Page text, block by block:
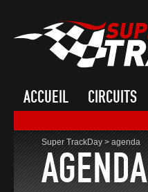
ACCUEIL CIRCUITS
Super TrackDay>agenda